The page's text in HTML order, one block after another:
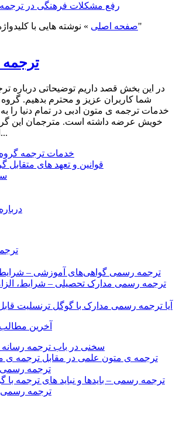
رفع مشکلات فرهنگی در
صفحه اصلی »
نوشته هایی با کلیدواژه "ترجمه متون ادبی"
در این بخش قصد داریم توضیحاتی درباره
شما کاربران عزیز و محترم بدهیم.
خدمات ترجمه ی متون ادبی در تمام دنیا را
خویش عرضه داشته است. مترجمان این
ادبیات و گرامر زبان...
خدمات ترجمه
قوانین و تعهد های متقابل
ترجمه رسمی گواهی‌های آموزشی – شرایط
ترجمه رسمی مدارک تحصیلی – شرایط،
آیا ترجمه رسمی مدارک با گوگل ترنسلیت
آخرین
سخنی در باب ترجمه
ترجمه ی متون علمی در مقابل ترجمه
ترجمه رسمی
ترجمه رسمی – بایدها و نباید های ترجمه با
ترجمه رسمی